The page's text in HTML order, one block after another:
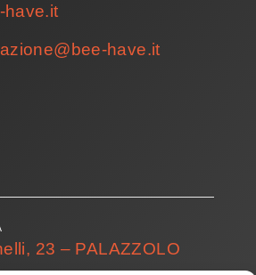
have.it
have.it
23 – PALAZZOLO